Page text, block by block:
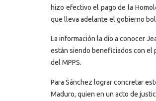
hizo efectivo el pago de la
que lleva adelante el gobierno
La información la dio a conocer
están siendo beneficiados con el
del MPPS.
Para Sánchez lograr concretar
Maduro, quien en un acto de